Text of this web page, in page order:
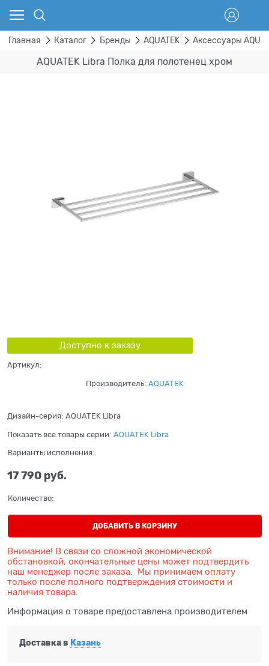
Главная Каталог Бренды AQUATEK Аксессуары
AQUATEK Libra Полка для полотенец хром
Доступно к заказу
Артикул:
Производитель: AQUATEK
Дизайн-серия: AQUATEK Libra
Показать все товары серии: AQUATEK Libra
Варианты исполнения:
17 790 руб.
Количество:
ДОБАВИТЬ В КОРЗИНУ
Внимание! В связи со сложной экономической
обстановкой, окончательные цены может подтвердить
наш менеджер после заказа. Мы принимаем оплату
только после полного подтверждения стоимости и
наличия товара.
Информация о товаре предоставлена производителем
Доставка в Казань